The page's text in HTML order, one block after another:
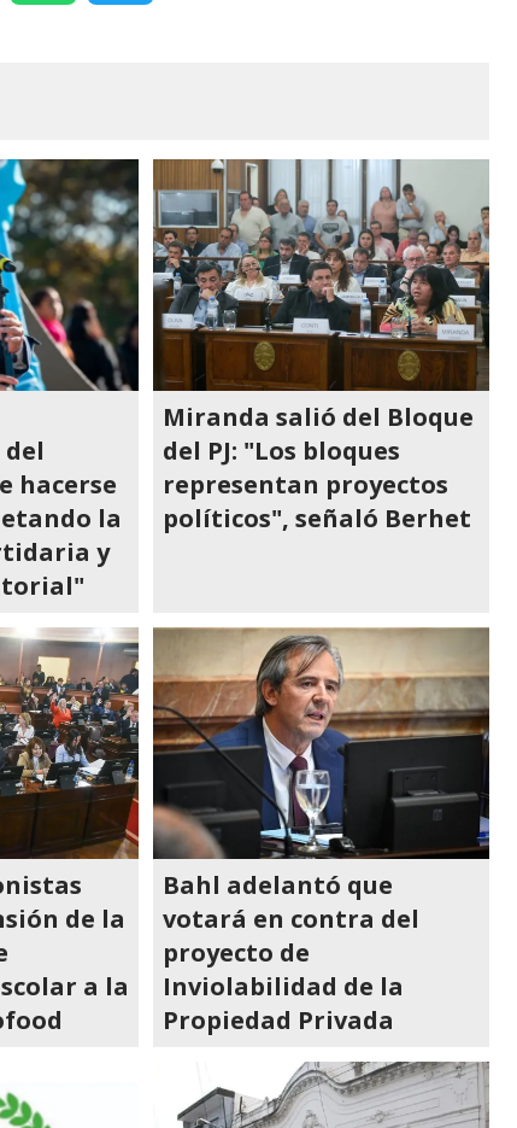
hacerse
la
y
Miranda salió del Bloque
del PJ: "Los bloques
representan proyectos
políticos", señaló Berhet
de la
a la
Bahl adelantó que
votará en contra del
proyecto de
Inviolabilidad de la
Propiedad Privada